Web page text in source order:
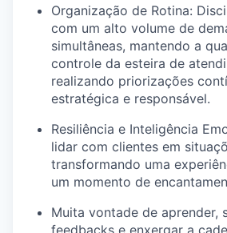
Organização de Rotina:
com um alto volume de
simultâneas, mantendo a
controle da esteira de
realizando priorizações
estratégica e responsável.
Resiliência e Inteligência
lidar com clientes em
transformando uma
um momento de
Muita vontade de aprender,
feedbacks e enxergar a